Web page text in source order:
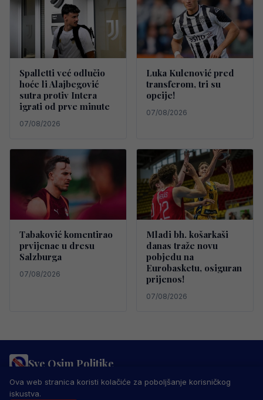
Spalletti već odlučio
hoće li Alajbegović
sutra protiv Intera
igrati od prve minute
07/08/2026
Luka Kulenović pred
transferom, tri su
opcije!
07/08/2026
Tabaković komentirao
prvijenac u dresu
Salzburga
07/08/2026
Mladi bh. košarkaši
danas traže novu
pobjedu na
Eurobasketu, osiguran
prijenos!
07/08/2026
Sve Osim Politike
PRAVILA PRIVATNOSTI MARKETING
USLOVI KORIŠTENJA
IMPRESSUM
Ova web stranica koristi kolačiće za poboljšanje korisničkog
iskustva.